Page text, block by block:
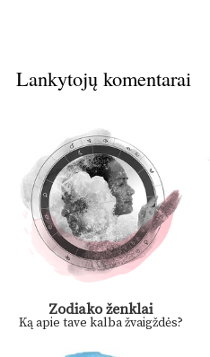
Lankytojų komentarai
Zodiako ženklai
Ką apie tave kalba žvaigždės?